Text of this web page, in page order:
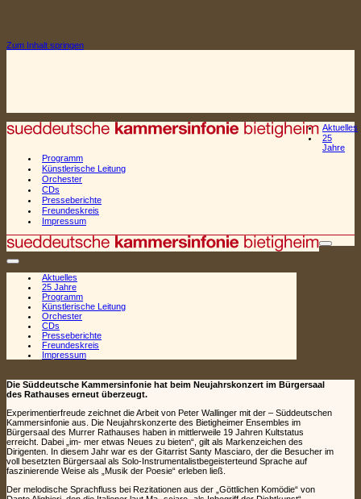
Zum Inhalt springen
Aktuelles
25
Jahre
Programm
Künstlerische Leitung
Orchester
CDs
Presseberichte
Freundeskreis
Impressum
Navigationsmenü
Aktuelles
25 Jahre
Programm
Künstlerische Leitung
Orchester
CDs
Presseberichte
Freundeskreis
Impressum
Die Süddeutsche Kammersinfonie hat beim Neujahrskonzert im Bürgersaal
des Rathauses erneut überzeugt.
Experimentierfreude zeichnet die Arbeit von Peter Wallinger mit der – Süddeutschen
Kammersinfonie aus. Die Neujahrskonzerte des Bietigheimer Ensembles im
Bürgersaal des Murrer Rathauses haben in mittlerweile 19 Jahren Kultstatus
erreicht. Dabei „im- mer etwas Neues zu bieten“, gilt als Markenzeichen des
Dirigenten. In diesem Jahr war es der Gitarrist Santy Masciaro, der die Besucher im
voll besetzten Bürgersaal als Solo-Instrumentalistbegeisterteund Sprache auf
faszinierende Weise als „Musik der Poesie“ erleben ließ.
Der melodische Sprachfluss bei Rezitationen aus der „Göttlichen Komödie“ von